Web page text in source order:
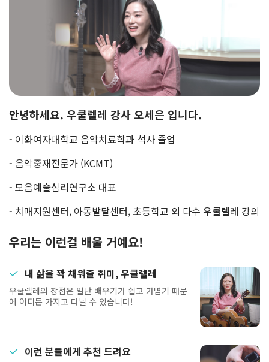
안녕하세요. 우쿨렐레 강사 오세은 입니다.
- 이화여자대학교 음악치료학과 석사 졸업
- 음악중재전문가 (KCMT)
- 모음예술심리연구소 대표
- 치매지원센터, 아동발달센터, 초등학교 외 다수 우쿨렐레 강의
우리는 이런걸 배울 거예요!
내 삶을 꽉 채워줄 취미, 우쿨렐레
우쿨렐레의 장점은 일단 배우기가 쉽고 가볍기 때문
에 어디든 가지고 다닐 수 있습니다!
이런 분들에게 추천 드려요